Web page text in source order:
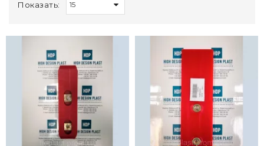
Показать: